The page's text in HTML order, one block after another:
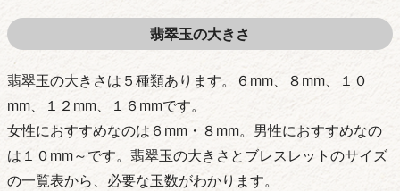
翡翠玉の大きさ
翡翠玉の大きさは５種類あります。６mm、８mm、１０
mm、１２mm、１６mmです。
女性におすすめなのは６mm・８mm。男性におすすめなの
は１０mm～です。翡翠玉の大きさとブレスレットのサイズ
の一覧表から、必要な玉数がわかります。